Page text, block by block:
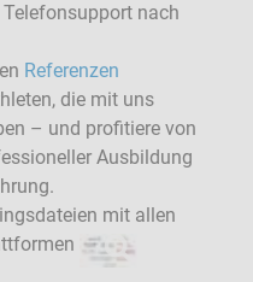
nach
Referenzen
die mit uns
– und profitiere von
Ausbildung
mit allen